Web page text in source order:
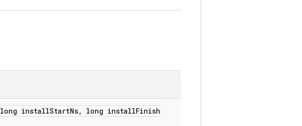
long installStartNs, long installFinish